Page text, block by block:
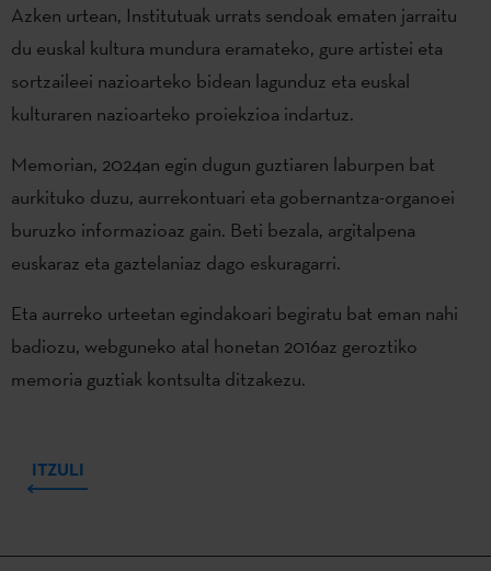
Azken urtean, Institutuak urrats sendoak ematen jarraitu
du euskal kultura mundura eramateko, gure artistei eta
sortzaileei nazioarteko bidean lagunduz eta euskal
kulturaren nazioarteko proiekzioa indartuz.
Memorian, 2024an egin dugun guztiaren laburpen bat
aurkituko duzu, aurrekontuari eta gobernantza-organoei
buruzko informazioaz gain. Beti bezala, argitalpena
euskaraz eta gaztelaniaz dago eskuragarri.
Eta aurreko urteetan egindakoari begiratu bat eman nahi
badiozu, webguneko atal honetan 2016az geroztiko
memoria guztiak kontsulta ditzakezu.
ITZULI